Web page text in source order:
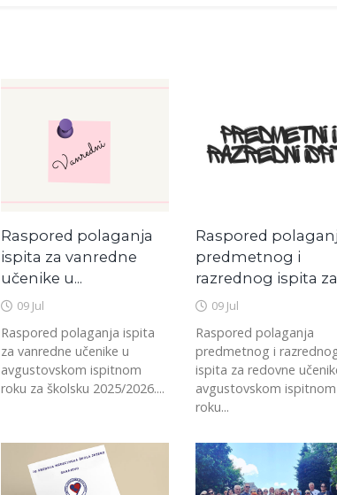
Raspored polaganja
ispita za vanredne
učenike u...
09 Jul
Raspored polaganja ispita
za vanredne učenike u
avgustovskom ispitnom
roku za školsku 2025/2026....
Raspored
predmetnog i
razrednog ispita
09 Jul
Raspored polaganja
predmetnog i
ispita za redovne
avgustovskom ispitnom
roku...